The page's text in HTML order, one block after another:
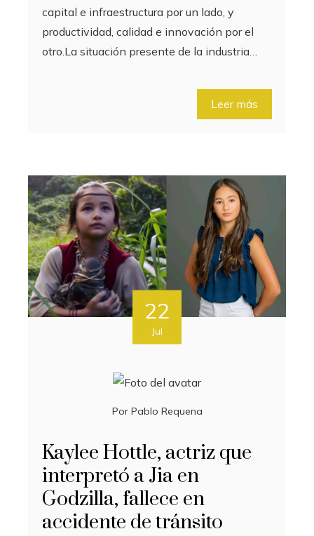
capital e infraestructura por un lado, y
productividad, calidad e innovación por el
otro.La situación presente de la industria…
Leer más
22
Jul
Por Pablo Requena
Kaylee Hottle, actriz que
interpretó a Jia en
Godzilla, fallece en
accidente de tránsito